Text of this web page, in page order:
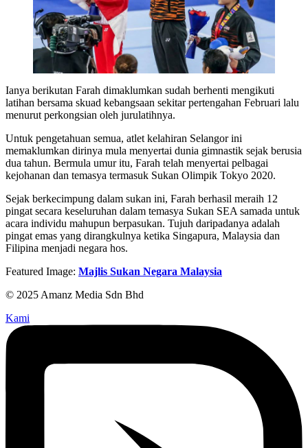
Ianya berikutan Farah dimaklumkan sudah berhenti mengikuti
latihan bersama skuad kebangsaan sekitar pertengahan Februari lalu
menurut perkongsian oleh jurulatihnya.
Untuk pengetahuan semua, atlet kelahiran Selangor ini
memaklumkan dirinya mula menyertai dunia gimnastik sejak berusia
dua tahun. Bermula umur itu, Farah telah menyertai pelbagai
kejohanan dan temasya termasuk Sukan Olimpik Tokyo 2020.
Sejak berkecimpung dalam sukan ini, Farah berhasil meraih 12
pingat secara keseluruhan dalam temasya Sukan SEA samada untuk
acara individu mahupun berpasukan. Tujuh daripadanya adalah
pingat emas yang dirangkulnya ketika Singapura, Malaysia dan
Filipina menjadi negara hos.
Featured Image: Majlis Sukan Negara Malaysia
© 2025 Amanz Media Sdn Bhd
Kami